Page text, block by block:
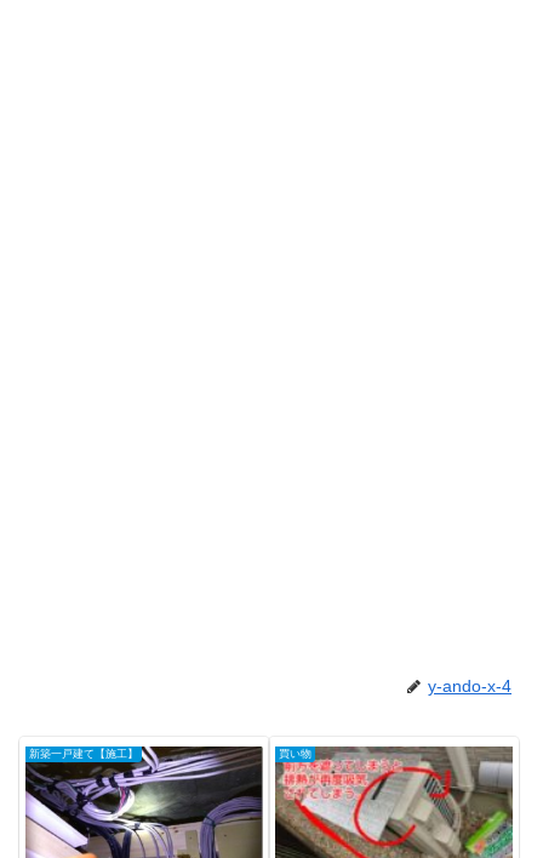
y-ando-x-4
新築一戸建て【施工】 買い物